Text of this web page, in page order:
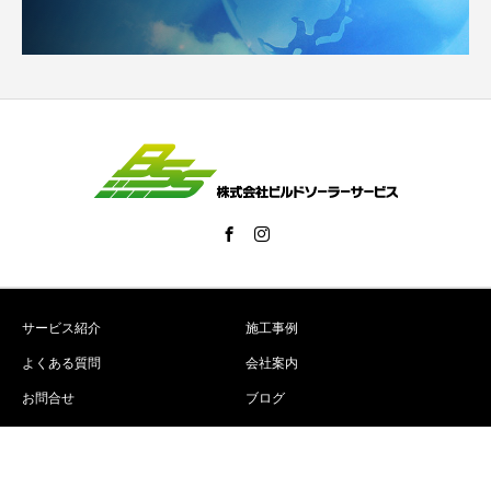
サービス紹介
施工事例
よくある質問
会社案内
お問合せ
ブログ